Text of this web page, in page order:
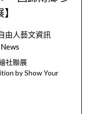
由人藝文資訊
社聯展
by Show Your